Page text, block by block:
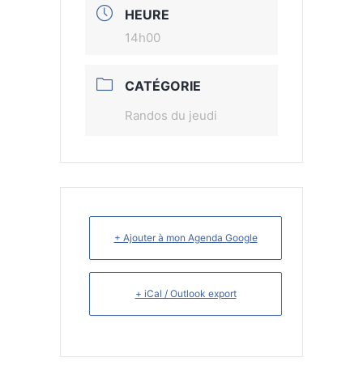
HEURE
14h00
CATÉGORIE
Randos du jeudi
+ Ajouter à mon Agenda Google
+ iCal / Outlook export